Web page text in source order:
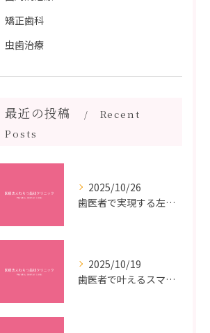
矯正歯科
虫歯治療
最近の投稿
Recent
Posts
2025/10/26
歯医者で実現する左右対称治療のポイントと矯正治療選びの疑問解決ガイド
2025/10/19
歯医者で叶えるスマイルメイクオーバーなら福岡県福岡市博多区博多駅前の最新矯正治療解説